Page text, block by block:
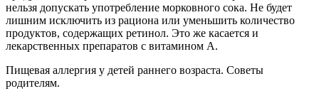
нельзя допускать употребление морковного сока. Не будет
лишним исключить из рациона или уменьшить количество
продуктов, содержащих ретинол. Это же касается и
лекарственных препаратов с витамином А.
Пищевая аллергия у детей раннего возраста. Советы
родителям.